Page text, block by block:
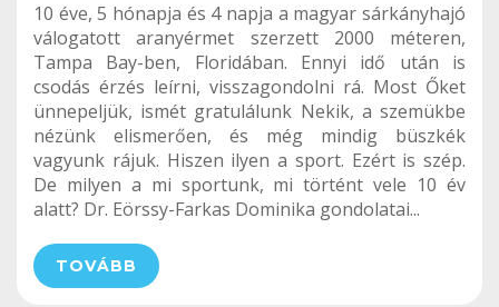
10 éve, 5 hónapja és 4 napja a magyar sárkányhajó
válogatott aranyérmet szerzett 2000 méteren,
Tampa Bay-ben, Floridában. Ennyi idő után is
csodás érzés leírni, visszagondolni rá. Most Őket
ünnepeljük, ismét gratulálunk Nekik, a szemükbe
nézünk elismerően, és még mindig büszkék
vagyunk rájuk. Hiszen ilyen a sport. Ezért is szép.
De milyen a mi sportunk, mi történt vele 10 év
alatt? Dr. Eörssy-Farkas Dominika gondolatai...
TOVÁBB